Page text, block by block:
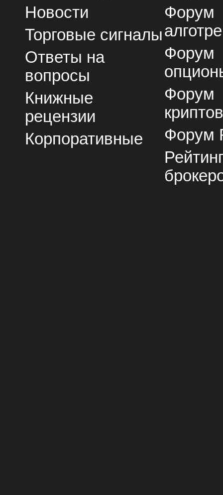
Новости
Торговые сигналы
Ответы на
вопросы
Книжные
рецензии
Корпоративные
Форум
Форум
Форум
Форум